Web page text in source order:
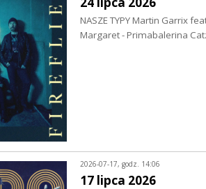
NASZE TYPY Martin Garrix
Margaret - Primabalerina
2026-07-17, godz. 14:06
17 lipca 2026